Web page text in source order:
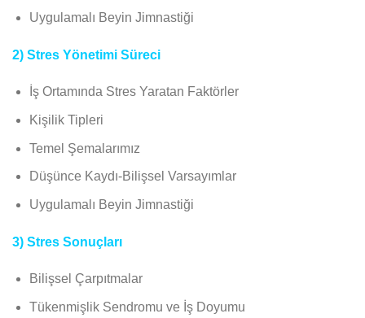
Uygulamalı Beyin Jimnastiği
2) Stres Yönetimi Süreci
İş Ortamında Stres Yaratan Faktörler
Kişilik Tipleri
Temel Şemalarımız
Düşünce Kaydı-Bilişsel Varsayımlar
Uygulamalı Beyin Jimnastiği
3) Stres Sonuçları
Bilişsel Çarpıtmalar
Tükenmişlik Sendromu ve İş Doyumu